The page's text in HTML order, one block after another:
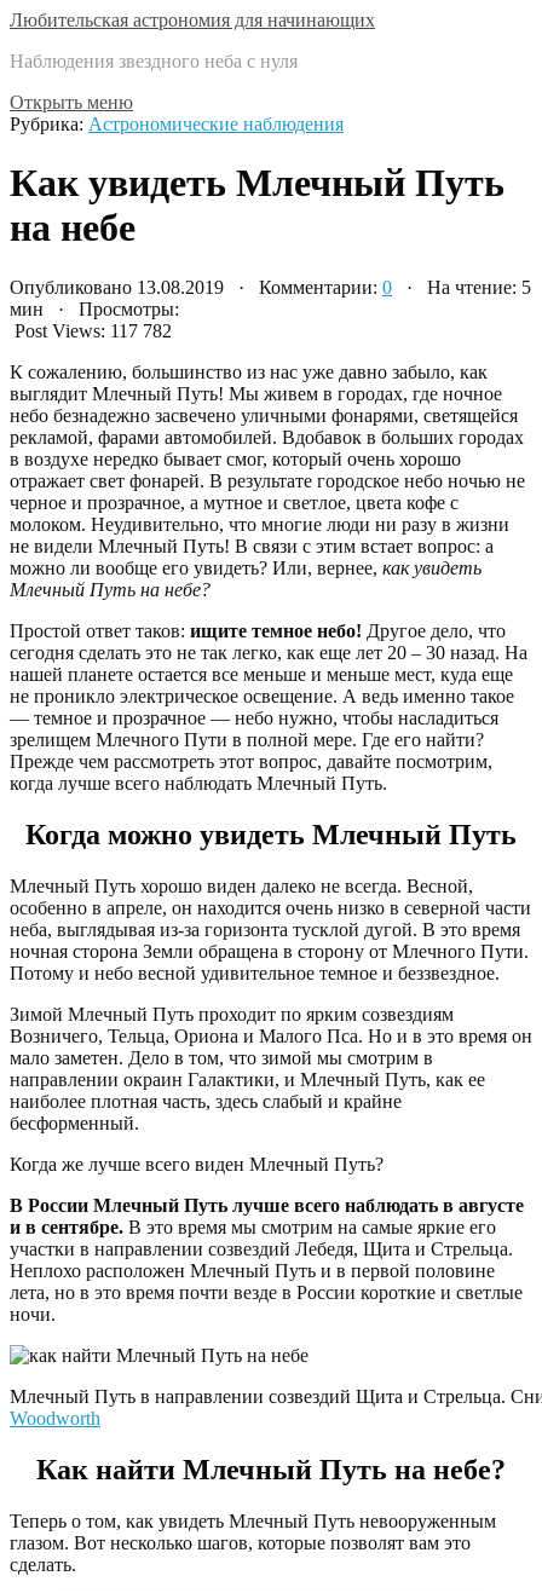
Любительская астрономия для начинающих
Наблюдения звездного неба с нуля
Открыть меню
Рубрика: Астрономические наблюдения
Как увидеть Млечный Путь
на небе
Опубликовано 13.08.2019 · Комментарии: 0 · На чтение: 5
мин · Просмотры:
Post Views: 117 782
К сожалению, большинство из нас уже давно забыло, как
выглядит Млечный Путь! Мы живем в городах, где ночное
небо безнадежно засвечено уличными фонарями, светящейся
рекламой, фарами автомобилей. Вдобавок в больших городах
в воздухе нередко бывает смог, который очень хорошо
отражает свет фонарей. В результате городское небо ночью не
черное и прозрачное, а мутное и светлое, цвета кофе с
молоком. Неудивительно, что многие люди ни разу в жизни
не видели Млечный Путь! В связи с этим встает вопрос: а
можно ли вообще его увидеть? Или, вернее, как увидеть
Млечный Путь на небе?
Простой ответ таков: ищите темное небо! Другое дело, что
сегодня сделать это не так легко, как еще лет 20 – 30 назад. На
нашей планете остается все меньше и меньше мест, куда еще
не проникло электрическое освещение. А ведь именно такое
— темное и прозрачное — небо нужно, чтобы насладиться
зрелищем Млечного Пути в полной мере. Где его найти?
Прежде чем рассмотреть этот вопрос, давайте посмотрим,
когда лучше всего наблюдать Млечный Путь.
Когда можно увидеть Млечный Путь
Млечный Путь хорошо виден далеко не всегда. Весной,
особенно в апреле, он находится очень низко в северной части
неба, выглядывая из-за горизонта тусклой дугой. В это время
ночная сторона Земли обращена в сторону от Млечного Пути.
Потому и небо весной удивительное темное и беззвездное.
Зимой Млечный Путь проходит по ярким созвездиям
Возничего, Тельца, Ориона и Малого Пса. Но и в это время он
мало заметен. Дело в том, что зимой мы смотрим в
направлении окраин Галактики, и Млечный Путь, как ее
наиболее плотная часть, здесь слабый и крайне
бесформенный.
Когда же лучше всего виден Млечный Путь?
В России Млечный Путь лучше всего наблюдать в августе
и в сентябре. В это время мы смотрим на самые яркие его
участки в направлении созвездий Лебедя, Щита и Стрельца.
Неплохо расположен Млечный Путь и в первой половине
лета, но в это время почти везде в России короткие и светлые
ночи.
Млечный Путь в направлении созвездий Щита и Стрельца.
Woodworth
Как найти Млечный Путь на небе?
Теперь о том, как увидеть Млечный Путь невооруженным
глазом. Вот несколько шагов, которые позволят вам это
сделать.